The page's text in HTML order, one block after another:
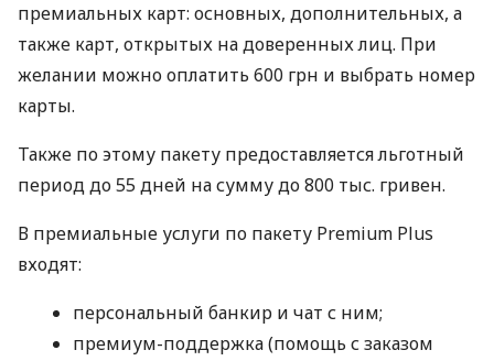
премиальных карт: основных, дополнительных, а
также карт, открытых на доверенных лиц. При
желании можно оплатить 600 грн и выбрать номер
карты.
Также по этому пакету предоставляется льготный
период до 55 дней на сумму до 800 тыс. гривен.
В премиальные услуги по пакету Premium Plus
входят:
персональный банкир и чат с ним;
премиум-поддержка (помощь с заказом